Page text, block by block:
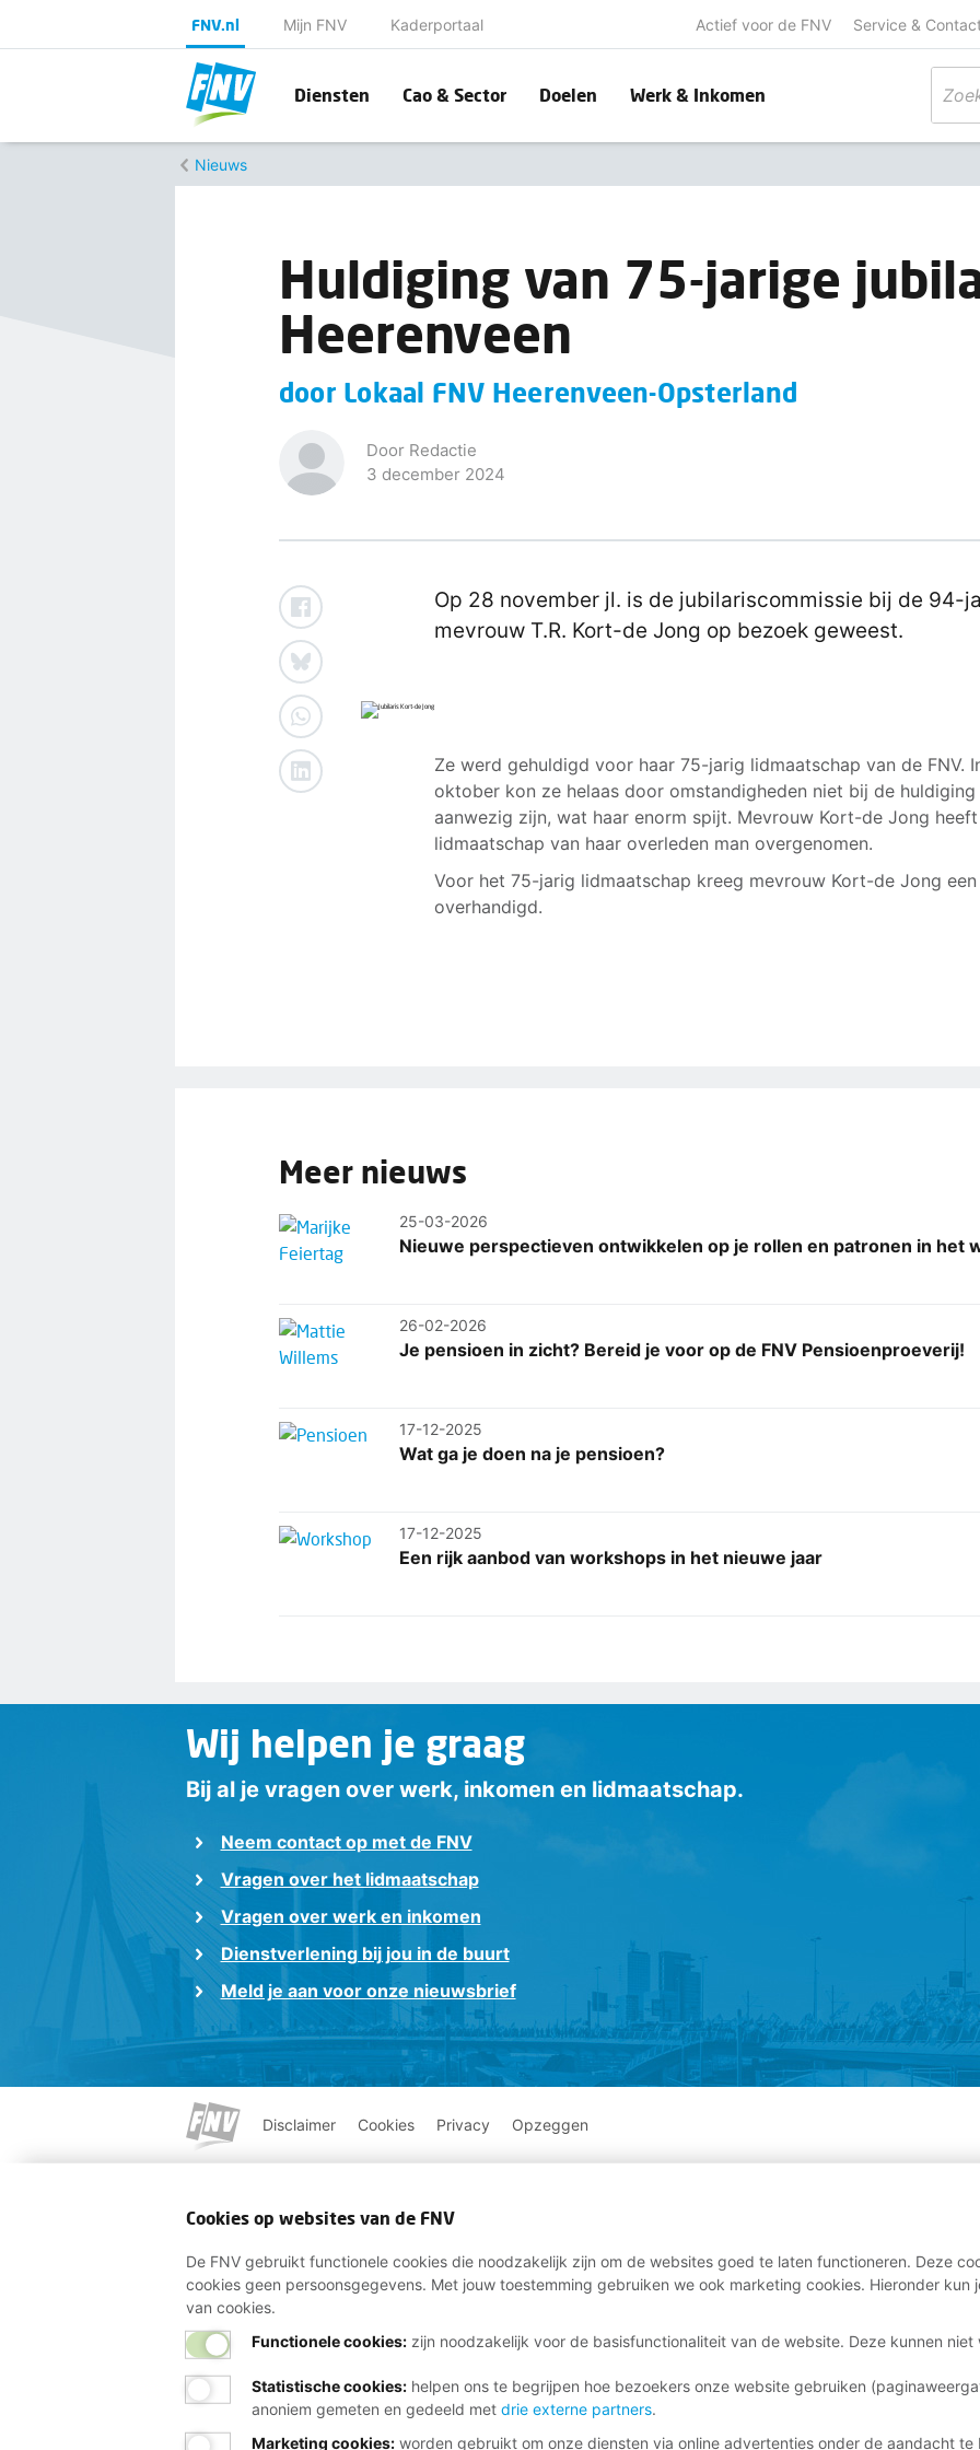
FNV.nl Mijn FNV Kaderportaal Actief voor de FNV Service &
Diensten Cao & Sector Doelen Werk & Inkomen
Nieuws
Huldiging van 75-jarige
Heerenveen
door Lokaal FNV Heerenveen-Opsterland
Door Redactie
3 december 2024
Op 28 november jl. is de jubilariscommissie bij de 94-
mevrouw T.R. Kort-de Jong op bezoek geweest.
Ze werd gehuldigd voor haar 75-jarig lidmaatschap van de FNV.
oktober kon ze helaas door omstandigheden niet bij de huldiging
aanwezig zijn, wat haar enorm spijt. Mevrouw Kort-de Jong
lidmaatschap van haar overleden man overgenomen.
Voor het 75-jarig lidmaatschap kreeg mevrouw Kort-de Jong
overhandigd.
Meer nieuws
25-03-2026
Nieuwe perspectieven ontwikkelen op je rollen en patronen in het
26-02-2026
Je pensioen in zicht? Bereid je voor op de FNV Pensioenproeverij!
17-12-2025
Wat ga je doen na je pensioen?
17-12-2025
Een rijk aanbod van workshops in het nieuwe jaar
Wij helpen je graag
Bij al je vragen over werk, inkomen en lidmaatschap.
Neem contact op met de FNV
Vragen over het lidmaatschap
Vragen over werk en inkomen
Dienstverlening bij jou in de buurt
Meld je aan voor onze nieuwsbrief
Disclaimer Cookies Privacy Opzeggen
Cookies op websites van de FNV
De FNV gebruikt functionele cookies die noodzakelijk zijn om de websites goed te laten functioneren. Deze
cookies geen persoonsgegevens. Met jouw toestemming gebruiken we ook marketing cookies. Hieronder
van cookies.
Functionele cookies:zijn noodzakelijk voor de basisfunctionaliteit van de website. Deze kunnen niet
Statistische cookies: helpen ons te begrijpen hoe bezoekers onze website gebruiken
anoniem gemeten en gedeeld met drie externe partners.
Marketing cookies: worden gebruikt om onze diensten via online advertenties onder de aandacht